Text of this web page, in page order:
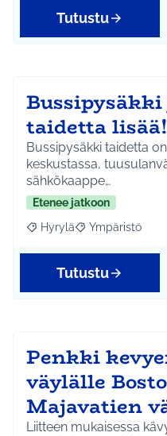
Tutustu
taidetta
Bussipysäkki taidetta
keskustassa,
sähkökaappe…
Etenee jatkoon
Rajaa tulokset aihepiirin
Hyrylä Rajaa tulokset
Ympäristö
Tutustu
Penkki
väylälle
Majavatien
Liitteen mukaisessa